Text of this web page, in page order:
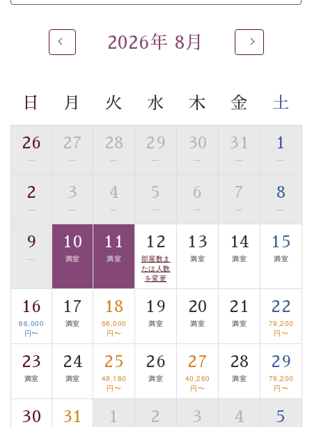
温泉の成分に合わせ、防菌防カビの特殊素材の畳を使
■貸切温泉風呂 （40分2000円）
む貸切温泉風呂です。ゆったりといやされるプライベー
【旅】
豊富な知識を持ったドライバー兼ガイドが諏訪大社をご
案内します。 事前ご予約制ですので、ご利用ご希望の方
は【3日前まで】にお電話ください。
※交通規制などにより運行できない日がございます
※年末年始及び御柱祭前後は運行しておりません
以上が基本プランの内容です。
神秘なる諏訪湖に心癒される時間をお過ごしいただけま
したら幸いです。
2026年 8月
日 月 火 水 木 金 土
26
—
27
—
28
—
29
—
30
—
31
—
1
—
2
—
3
—
4
—
5
—
6
—
7
—
8
—
9
—
10
満室
11
満室
12
部屋数ま
たは人数
を変更
13
満室
14
満室
15
満室
16
66,000
円〜
17
満室
18
66,000
円〜
19
満室
20
満室
21
満室
22
79,200
円〜
23
満室
24
満室
25
48,180
円〜
26
満室
27
40,260
円〜
28
満室
29
79,200
円〜
30 31 1 2 3 4 5